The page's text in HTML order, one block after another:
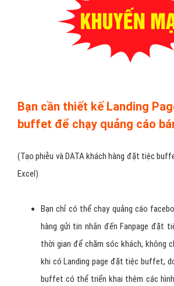
Bạn cần thiết kế Landing
buffet để chạy quảng cáo
(Tạo phiễu và DATA khách hàng đặt tiệc
Excel)
Bạn chỉ có thể chạy quảng cáo
hàng gửi tin nhắn đến Fanpage đặt
thời gian để chăm sóc khách, không
khi có Landing page đặt tiệc buffet,
buffet có thể triển khai thêm các